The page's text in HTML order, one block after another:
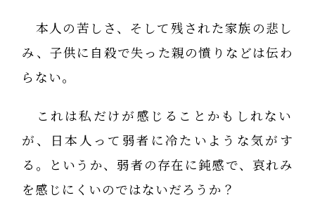
本人の苦しさ、そして残された家族の悲し
み、子供に自殺で失った親の憤りなどは伝わ
らない。
これは私だけが感じることかもしれない
が、日本人って弱者に冷たいような気がす
る。というか、弱者の存在に鈍感で、哀れみ
を感じにくいのではないだろうか？